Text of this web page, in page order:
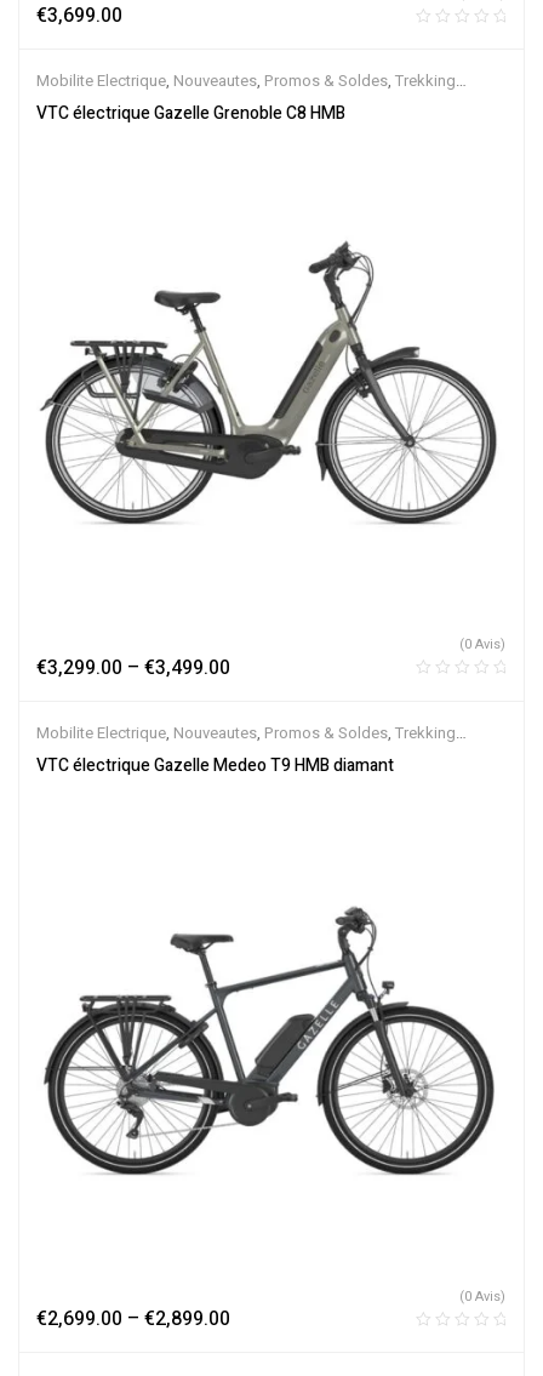
€3,699.00
Mobilite Electrique, Nouveautes, Promos & Soldes, Trekking
électrique,Vélo électrique ville,Velos Electriques
VTC électrique Gazelle Grenoble C8 HMB
€3,299.00 – €3,499.00
(0 Avis)
Mobilite Electrique, Nouveautes, Promos & Soldes, Trekking
électrique,Vélo électrique ville,Velos Electriques,VTC Electrique
VTC électrique Gazelle Medeo T9 HMB diamant
€2,699.00 – €2,899.00
(0 Avis)